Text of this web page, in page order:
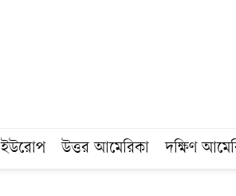
ইউরোপ উত্তর আমেরিকা দক্ষিণ